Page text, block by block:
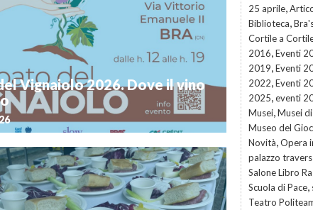
Vignaiolo 2026. Dove il vino
2026
il 16 maggio il Sabato del Vignaiolo: una
a cielo aperto lungo Via Vittorio
25 aprile,
Biblioteca,
Cortile a
2016,Eventi
2019,Eventi
2022,Eventi
2025,eventi
Musei,Musei
Museo del
Novità,Opera
palazzo
Salone Libro
Scuola di Pace,
Teatro